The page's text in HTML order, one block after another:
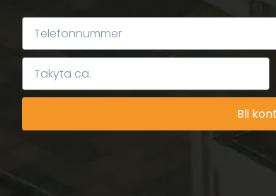
Bli